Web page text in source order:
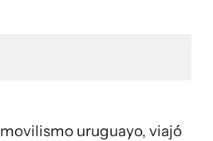
uruguayo, viajó